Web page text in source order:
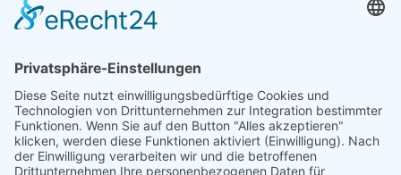
aus
teiloxidiertem Brennstoff, einem
von Ӧloxidationsprodukten
Schmierstoff-additiv.